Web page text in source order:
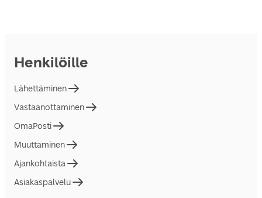
Henkilöille
Lähettäminen
Vastaanottaminen
OmaPosti
Muuttaminen
Ajankohtaista
Asiakaspalvelu